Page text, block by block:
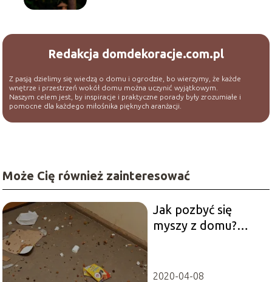
Redakcja domdekoracje.com.pl
Z pasją dzielimy się wiedzą o domu i ogrodzie, bo wierzymy, że każde
wnętrze i przestrzeń wokół domu można uczynić wyjątkowym.
Naszym celem jest, by inspiracje i praktyczne porady były zrozumiałe i
pomocne dla każdego miłośnika pięknych aranżacji.
Może Cię również zainteresować
Jak pozbyć się
myszy z domu?
2020-04-08